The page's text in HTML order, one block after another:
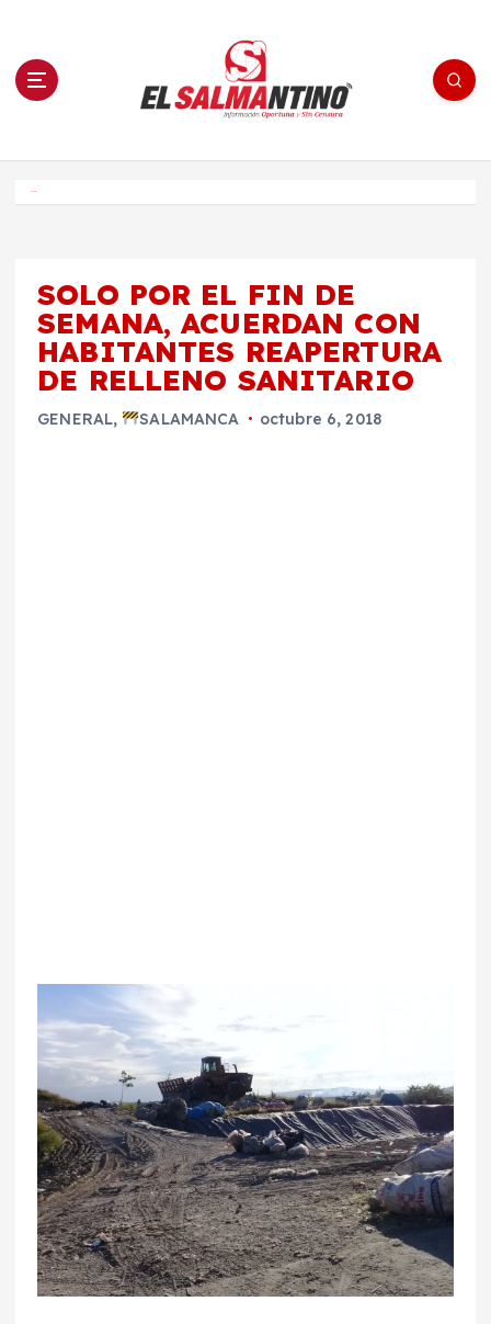
n El Salmantino - medios/noticias/editorial
SOLO POR EL FIN DE
SEMANA, ACUERDAN CON
HABITANTES REAPERTURA
DE RELLENO SANITARIO
GENERAL, SALAMANCA octubre 6, 2018